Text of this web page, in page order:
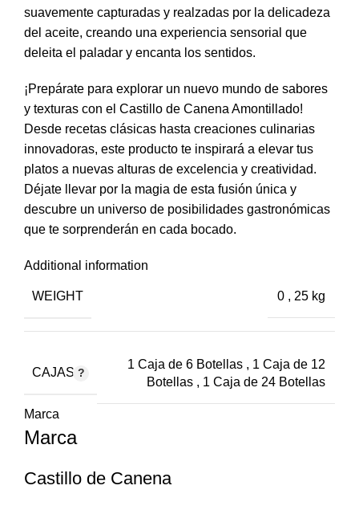
suavemente capturadas y realzadas por la delicadeza
del aceite, creando una experiencia sensorial que
deleita el paladar y encanta los sentidos.
¡Prepárate para explorar un nuevo mundo de sabores
y texturas con el Castillo de Canena Amontillado!
Desde recetas clásicas hasta creaciones culinarias
innovadoras, este producto te inspirará a elevar tus
platos a nuevas alturas de excelencia y creatividad.
Déjate llevar por la magia de esta fusión única y
descubre un universo de posibilidades gastronómicas
que te sorprenderán en cada bocado.
Additional information
WEIGHT 0 , 25 kg
CAJAS
1 Caja de 6 Botellas , 1 Caja de 12
Botellas , 1 Caja de 24 Botellas
Marca
Marca
Castillo de Canena